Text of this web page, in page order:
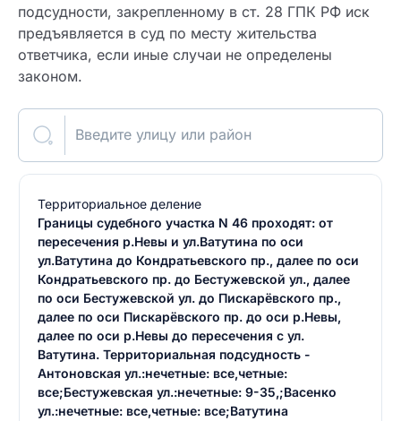
подсудности, закрепленному в ст. 28 ГПК РФ иск
предъявляется в суд по месту жительства
ответчика, если иные случаи не определены
законом.
Введите улицу или район
Территориальное деление
Границы судебного участка N 46 проходят: от
пересечения р.Невы и ул.Ватутина по оси
ул.Ватутина до Кондратьевского пр., далее по оси
Кондратьевского пр. до Бестужевской ул., далее
по оси Бестужевской ул. до Пискарёвского пр.,
далее по оси Пискарёвского пр. до оси р.Невы,
далее по оси р.Невы до пересечения с ул.
Ватутина. Территориальная подсудность -
Антоновская ул.:нечетные: все,четные:
все;Бестужевская ул.:нечетные: 9-35,;Васенко
ул.:нечетные: все,четные: все;Ватутина